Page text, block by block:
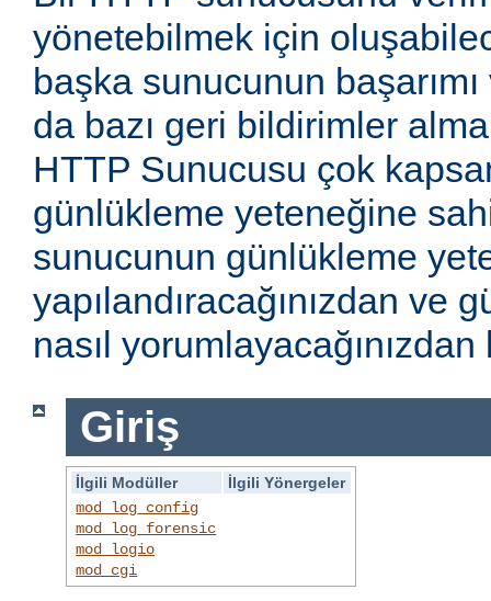
yönetebilmek için
başka sunucunun
da bazı geri bildirimler
HTTP Sunucusu çok
günlükleme yeteneğine
sunucunun günlükleme
yapılandıracağınızdan ve
nasıl
Giriş
İlgili Modüller
İlgili Yönergeler
mod_log_config
mod_log_forensic
mod_logio
mod_cgi